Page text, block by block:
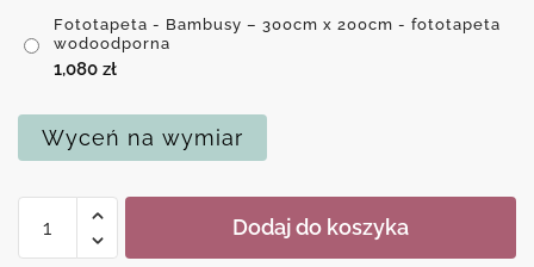
Fototapeta - Bambusy – 300cm x 200cm - fototapeta
wodoodporna
1,080 zł
Wyceń na wymiar
Fototapeta
Dodaj do koszyka